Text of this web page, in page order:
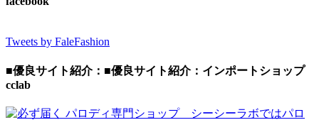
Tweets by FaleFashion
■優良サイト紹介：■優良サイト紹介：インポートショップ
cclab